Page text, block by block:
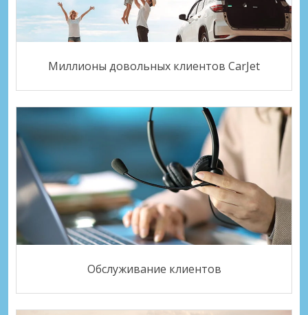
Миллионы довольных клиентов CarJet
Обслуживание клиентов